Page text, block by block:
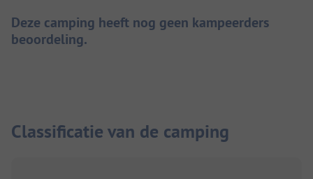
Deze camping heeft nog geen kampeerders
beoordeling.
Classificatie van de camping